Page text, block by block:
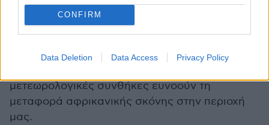
CONFIRM
Data Deletion Data Access Privacy Policy
σποραδικές καταιγίδες. Στα υπόλοιπα αραιές
νεφώσεις κατά διαστήματα πιο πυκνές. Η
πρωινές και βραδινές ώρες και πιθανόν να
μετεωρολογικές συνθήκες ευνοούν τη
μεταφορά αφρικανικής σκόνης στην περιοχή
μας.